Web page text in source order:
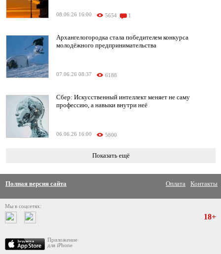
08.06.26 16:00 5654 1
Архангелогородка стала победителем конкурса
молодёжного предпринимательства
07.06.26 08:37 6188
Сбер: Искусственный интеллект меняет не саму
профессию, а навыки внутри неё
06.06.26 16:00 5800
Показать ещё
Полная версия сайта Оплата Контакты
Мы в соцсетях:
Приложение
для iPhone
18+